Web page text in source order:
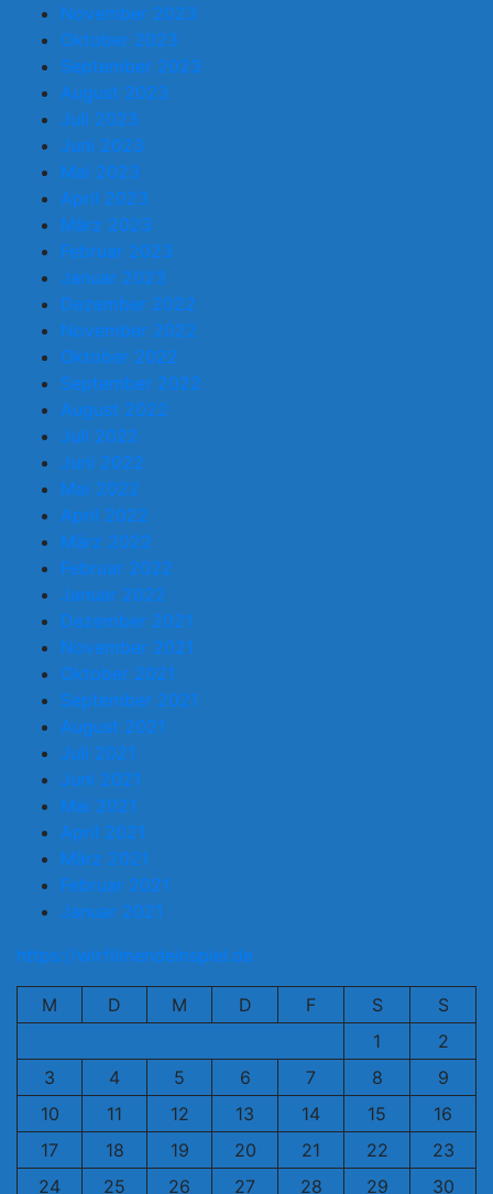
November 2023
Oktober 2023
September 2023
August 2023
Juli 2023
Juni 2023
Mai 2023
April 2023
März 2023
Februar 2023
Januar 2023
Dezember 2022
November 2022
Oktober 2022
September 2022
August 2022
Juli 2022
Juni 2022
Mai 2022
April 2022
März 2022
Februar 2022
Januar 2022
Dezember 2021
November 2021
Oktober 2021
September 2021
August 2021
Juli 2021
Juni 2021
Mai 2021
April 2021
März 2021
Februar 2021
Januar 2021
https://wirfilmendeinspiel.de
M D M D F S
S
1
2
3
4 5 6 7 8
9
10
11 12 13 14 15
16
17
18 19 20 21 22
23
24
25 26 27 28 29 30